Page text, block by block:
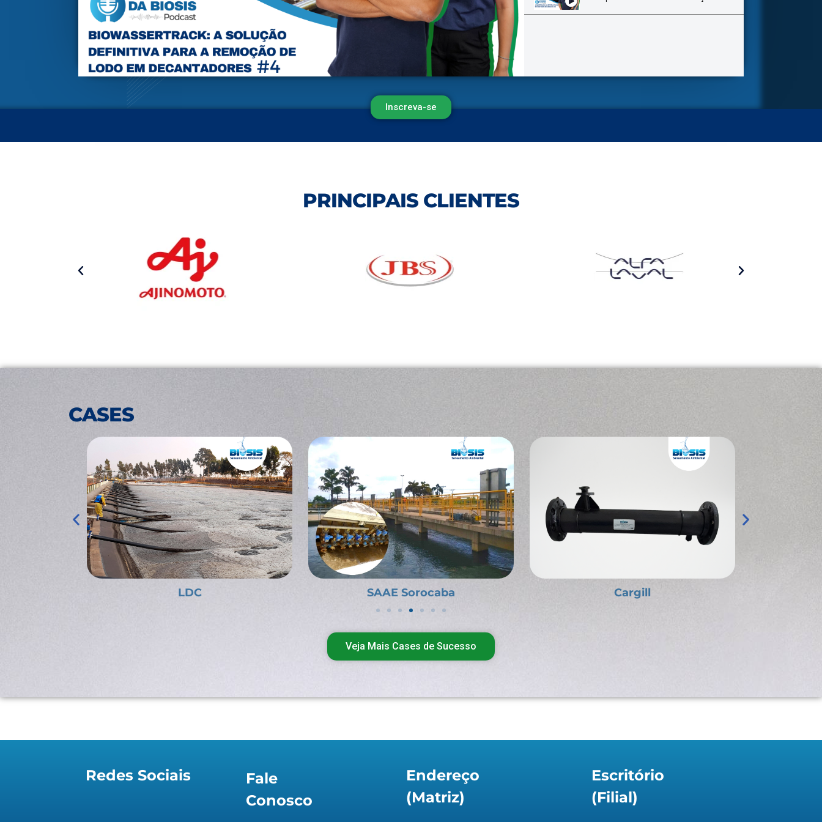
Inscreva-se
PRINCIPAIS CLIENTES
CASES
SAAE Sorocaba Cargill JBS
Veja Mais Cases de Sucesso
Redes Sociais
Fale
Conosco
Endereço
(Matriz)
Escritório
(Filial)